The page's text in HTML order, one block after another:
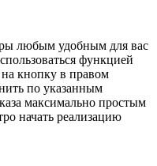
любым удобным для вас
функцией
кнопку в правом
по указанным
максимально простым
начать реализацию